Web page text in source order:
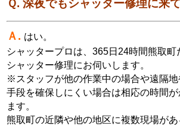
Ｑ. 深夜でもシャッター修理に来
Ａ. はい。
シャッタープロは、365日24時間熊取
シャッター修理にお伺いします。
※スタッフが他の作業中の場合や遠隔地
手段を確保しにくい場合は相応の時間が
ます。
熊取町の近隣や他の地区に複数現場が